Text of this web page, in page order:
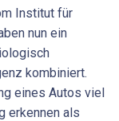
Institut für
nun ein
kombiniert.
eines Autos viel
erkennen als